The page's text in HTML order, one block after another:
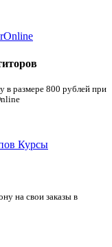
в размере 800 рублей при
на свои заказы в